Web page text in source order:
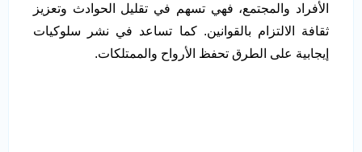
الأفراد والمجتمع، فهي تسهم في تقليل الحوادث وتعزيز
ثقافة الالتزام بالقوانين. كما تساعد في نشر سلوكيات
إيجابية على الطرق تحفظ الأرواح والممتلكات.